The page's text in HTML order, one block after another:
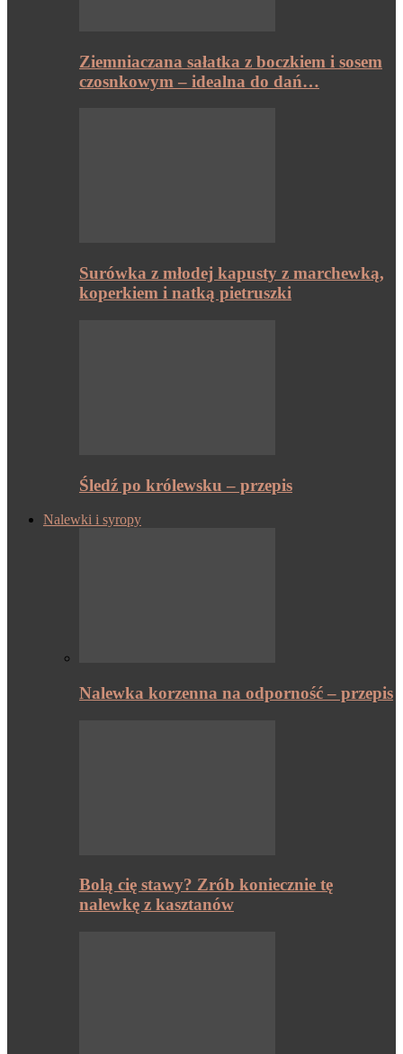
Ziemniaczana sałatka z boczkiem i sosem
czosnkowym – idealna do dań…
Surówka z młodej kapusty z marchewką,
koperkiem i natką pietruszki
Śledź po królewsku – przepis
Nalewki i syropy
Nalewka korzenna na odporność – przepis
Bolą cię stawy? Zrób koniecznie tę
nalewkę z kasztanów